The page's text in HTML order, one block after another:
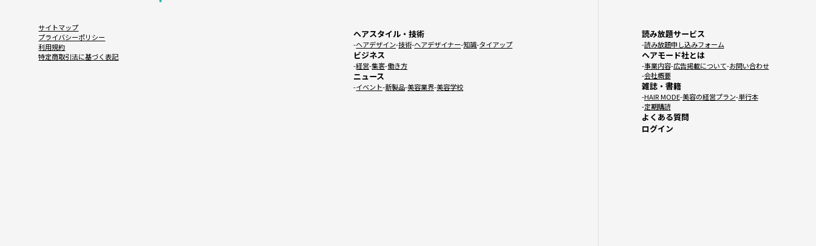
サイトマップ
プライバシーポリシー
利用規約
特定商取引法に基づく表記
ヘアスタイル・技術
ヘアデザイン 技術 ヘアデザイナー 知識 タイアップ
ビジネス
経営 集客 働き方
ニュース
イベント 新製品 美容業界 美容学校
読み放題サービス
読み放題申し込みフォーム
ヘアモード社とは
事業内容 広告掲載について お問い合わせ
会社概要
雑誌・書籍
HAIR MODE 美容の経営プラン 単行本
定期購読
よくある質問
ログイン